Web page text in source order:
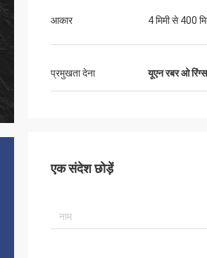
पुराने ग्राहक, चीजें अभी भी हमेशा की तरह हैं, एजेंसी के
उत्पाद 100% प्रामाणिक, उत्कृष्ट लागत प्रदर्शन हैं।
फास्ट शिपिंग और बहुत अच्छा सर्विसिक मैं 5 सितारों का
आकार 4 मिमी से 400
प्रमुखता देना यूएन रबर ओ रिंग्स
एक संदेश छोड़ें